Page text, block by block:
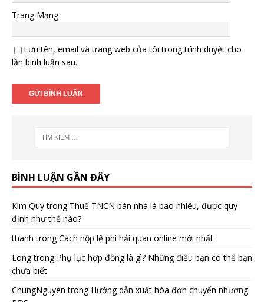
Trang Mạng
Lưu tên, email và trang web của tôi trong trình duyệt cho
lần bình luận sau.
BÌNH LUẬN GẦN ĐÂY
Kim Quytrong Thuế TNCN bán nhà là bao nhiêu, được quy
định như thế nào?
thanh trongCách nộp lệ phí hải quan online mới nhất
Longtrong Phụ lục hợp đồng là gì? Những điều bạn có thể bạn
chưa biết
ChungNguyen trong Hướng dẫn xuất hóa đơn chuyển nhượng